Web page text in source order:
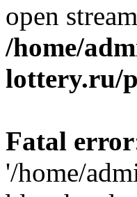
open
/home/
lottery.ru/
Fatal error
'/home/